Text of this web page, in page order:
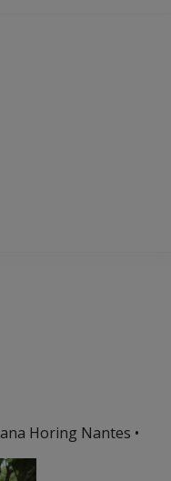
Horing Nantes •